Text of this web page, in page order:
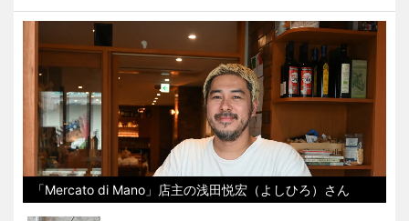
「Mercato di Mano」店主の浅田悦宏（よしひろ）さん